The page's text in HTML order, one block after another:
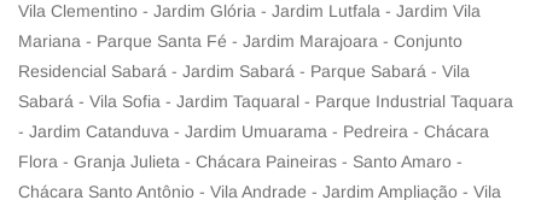
Vila Clementino - Jardim Glória - Jardim Lutfala - Jardim Vila
Mariana - Parque Santa Fé - Jardim Marajoara - Conjunto
Residencial Sabará - Jardim Sabará - Parque Sabará - Vila
Sabará - Vila Sofia - Jardim Taquaral - Parque Industrial Taquara
- Jardim Catanduva - Jardim Umuarama - Pedreira - Chácara
Flora - Granja Julieta - Chácara Paineiras - Santo Amaro -
Chácara Santo Antônio - Vila Andrade - Jardim Ampliação - Vila